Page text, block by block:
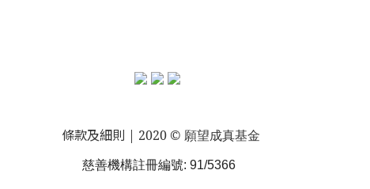
條款及細則 | 2020 © 願望成真基金
慈善機構註冊編號: 91/5366